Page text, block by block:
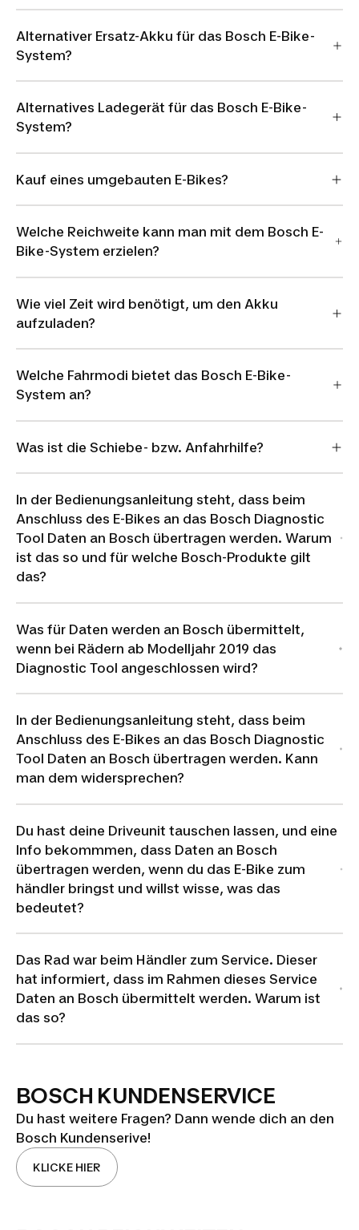
Alternativer Ersatz-Akku für das Bosch E-Bike-
System?
Alternatives Ladegerät für das Bosch E-Bike-
System?
Kauf eines umgebauten E-Bikes?
Welche Reichweite kann man mit dem Bosch E-
Bike-System erzielen?
Wie viel Zeit wird benötigt, um den Akku
aufzuladen?
Welche Fahrmodi bietet das Bosch E-Bike-
System an?
Was ist die Schiebe- bzw. Anfahrhilfe?
In der Bedienungsanleitung steht, dass beim
Anschluss des E-Bikes an das Bosch Diagnostic
Tool Daten an Bosch übertragen werden. Warum
ist das so und für welche Bosch-Produkte gilt
das?
Was für Daten werden an Bosch übermittelt,
wenn bei Rädern ab Modelljahr 2019 das
Diagnostic Tool angeschlossen wird?
In der Bedienungsanleitung steht, dass beim
Anschluss des E-Bikes an das Bosch Diagnostic
Tool Daten an Bosch übertragen werden. Kann
man dem widersprechen?
Du hast deine Driveunit tauschen lassen, und eine
Info bekommmen, dass Daten an Bosch
übertragen werden, wenn du das E-Bike zum
händler bringst und willst wisse, was das
bedeutet?
Das Rad war beim Händler zum Service. Dieser
hat informiert, dass im Rahmen dieses Service
Daten an Bosch übermittelt werden. Warum ist
das so?
BOSCH KUNDENSERVICE
Du hast weitere Fragen? Dann wende dich an den
Bosch Kundenserive!
KLICKE HIER